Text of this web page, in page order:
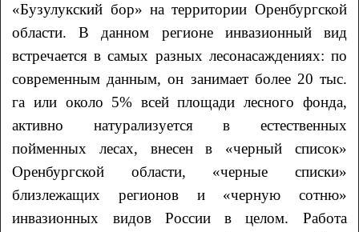
«Бузулукский бор» на территории Оренбургской
области. В данном регионе инвазионный вид
встречается в самых разных лесонасаждениях: по
современным данным, он занимает более 20 тыс.
га или около 5% всей площади лесного фонда,
активно натурализуется в естественных
пойменных лесах, внесен в «черный список»
Оренбургской области, «черные списки»
близлежащих регионов и «черную сотню»
инвазионных видов России в целом. Работа